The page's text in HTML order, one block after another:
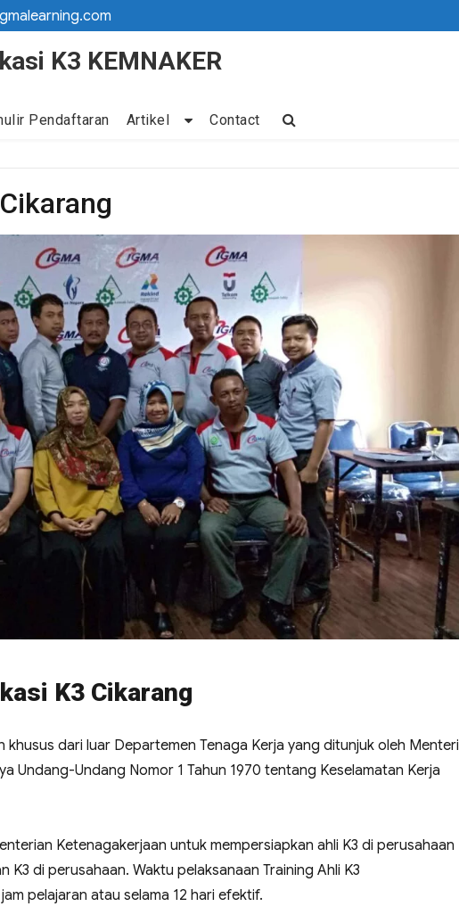
K3 KEMNAKER
Pendaftaran Artikel Contact
K3 Cikarang
khusus dari luar Departemen Tenaga Kerja yang ditunjuk oleh Menteri
Undang-Undang Nomor 1 Tahun 1970 tentang Keselamatan Kerja
Ketenagakerjaan untuk mempersiapkan ahli K3 di perusahaan
di perusahaan. Waktu pelaksanaan Training Ahli K3
pelajaran atau selama 12 hari efektif.